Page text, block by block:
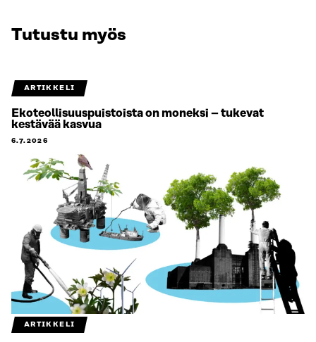
Tutustu myös
ARTIKKELI
Ekoteollisuuspuistoista on moneksi – tukevat
kestävää kasvua
6.7.2026
ARTIKKELI